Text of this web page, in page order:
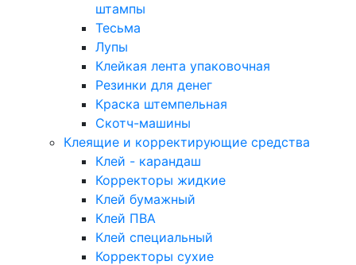
штампы
Тесьма
Лупы
Клейкая лента упаковочная
Резинки для денег
Краска штемпельная
Скотч-машины
Клеящие и корректирующие средства
Клей - карандаш
Корректоры жидкие
Клей бумажный
Клей ПВА
Клей специальный
Корректоры сухие